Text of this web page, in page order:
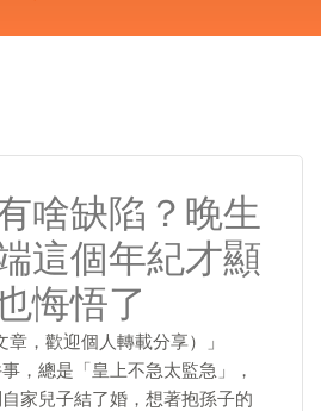
啥缺陷？晚生
這個年紀才顯
悔悟了
章，歡迎個人轉載分享）」
，總是「皇上不急太監急」，
家兒子結了婚，想著抱孫子的